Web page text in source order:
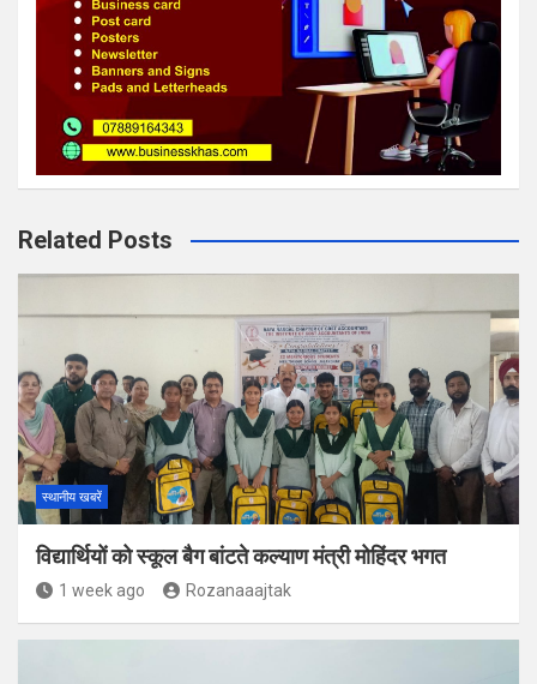
Related Posts
स्थानीय खबरें
विद्यार्थियों को स्कूल बैग बांटते कल्याण मंत्री मोहिंदर भगत
1 week ago Rozanaaajtak